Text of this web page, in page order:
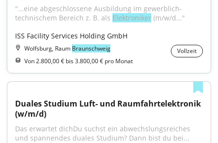
"...eine abgeschlossene Ausbildung im gewerblich-
technischem Bereich z. B. als Elektroniker (m/w/d..."
ISS Facility Services Holding GmbH
Wolfsburg, Raum Braunschweig
Vollzeit
Von 2.800,00 € bis 3.800,00 € pro Monat
Duales Studium Luft- und Raumfahrtelektronik
(w/m/d)
Das erwartet dichDu suchst ein abwechslungsreiches
und spannendes duales Studium? Dann bist du bei...